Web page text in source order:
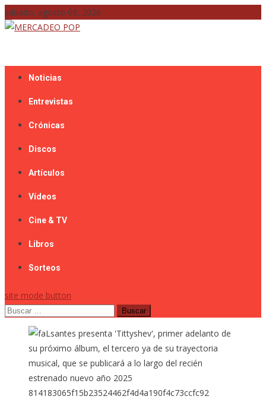
Skip
to
sábado, agosto 08, 2026
Noticias
Entrevistas
Crónicas
Discos
Artículos
Vídeos
Cine & TV
Libros
Sorteos
site mode button
Buscar:
814183065f15b23524462f4d4a190f4c73ccfc92